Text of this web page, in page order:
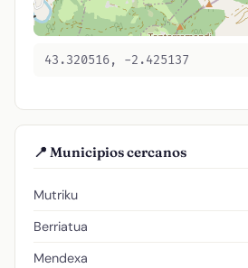
43.320516, -2.425137
📍 Municipios cercanos
Mutriku
Berriatua
Mendexa